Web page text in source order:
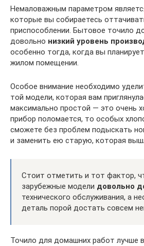
Немаловажным параметром
которые вы собираетесь
приспособлении. Бытовое точило
довольно низкий уровень
особенно тогда, когда вы
жилом помещении.
Особое внимание необходимо
той модели, которая вам
максимально простой — это очень
прибор поломается, то особых
сможете без проблем подыскать
и заменить ею старую, которая
Стоит отметить и тот фактор,
зарубежные модели довольно
технического обслуживания, а
деталь порой достать совсем
Точило для домашних работ лучше